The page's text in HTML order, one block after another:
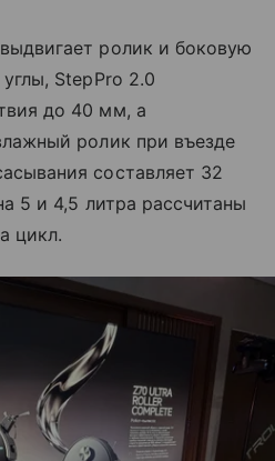
ролик и боковую
StepPro 2.0
до 40 мм, а
ролик при въезде
составляет 32
5 и 4,5 литра рассчитаны
цикл.